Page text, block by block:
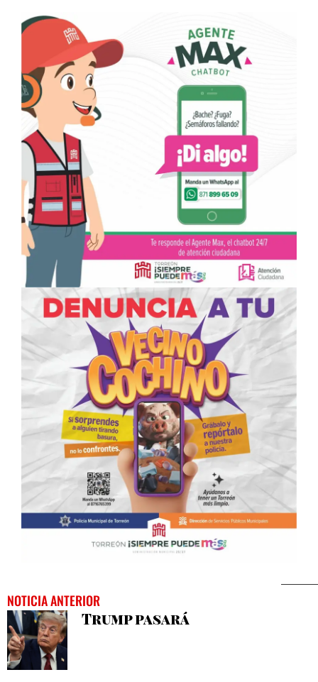
NOTICIA ANTERIOR
Trump pasará